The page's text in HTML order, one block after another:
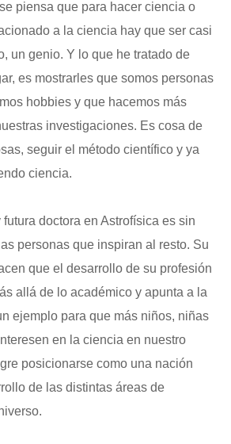
piensa que para hacer ciencia o
a la ciencia hay que ser casi
un genio. Y lo que he tratado de
es mostrarles que somos personas
hobbies y que hacemos más
investigaciones. Es cosa de
seguir el método científico y ya
ciencia.
doctora en Astrofísica es sin
personas que inspiran al resto. Su
que el desarrollo de su profesión
allá de lo académico y apunta a la
ejemplo para que más niños, niñas
en la ciencia en nuestro
posicionarse como una nación
de las distintas áreas de